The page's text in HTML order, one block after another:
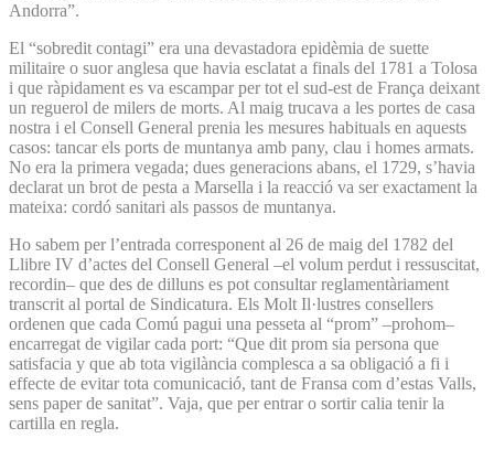
Andorra”.
El “sobredit contagi” era una devastadora epidèmia de suette
militaire o suor anglesa que havia esclatat a finals del 1781 a Tolosa
i que ràpidament es va escampar per tot el sud-est de França deixant
un reguerol de milers de morts. Al maig trucava a les portes de casa
nostra i el Consell General prenia les mesures habituals en aquests
casos: tancar els ports de muntanya amb pany, clau i homes armats.
No era la primera vegada; dues generacions abans, el 1729, s’havia
declarat un brot de pesta a Marsella i la reacció va ser exactament la
mateixa: cordó sanitari als passos de muntanya.
Ho sabem per l’entrada corresponent al 26 de maig del 1782 del
Llibre IV d’actes del Consell General –el volum perdut i ressuscitat,
recordin– que des de dilluns es pot consultar reglamentàriament
transcrit al portal de Sindicatura. Els Molt Il·lustres consellers
ordenen que cada Comú pagui una pesseta al “prom” –prohom–
encarregat de vigilar cada port: “Que dit prom sia persona que
satisfacia y que ab tota vigilància complesca a sa obligació a fi i
effecte de evitar tota comunicació, tant de Fransa com d’estas Valls,
sens paper de sanitat”. Vaja, que per entrar o sortir calia tenir la
cartilla en regla.